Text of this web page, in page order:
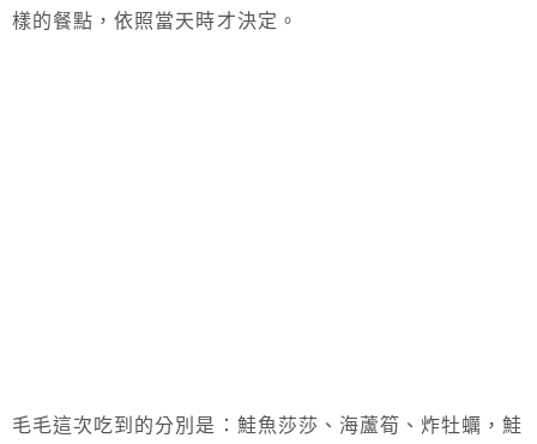
樣的餐點，依照當天時才決定。
毛毛這次吃到的分別是：鮭魚莎莎、海蘆筍、炸牡蠣，鮭